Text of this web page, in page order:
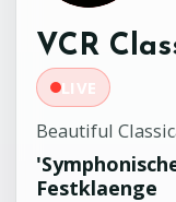
VCR
LIVE
Beautiful
Festklaenge